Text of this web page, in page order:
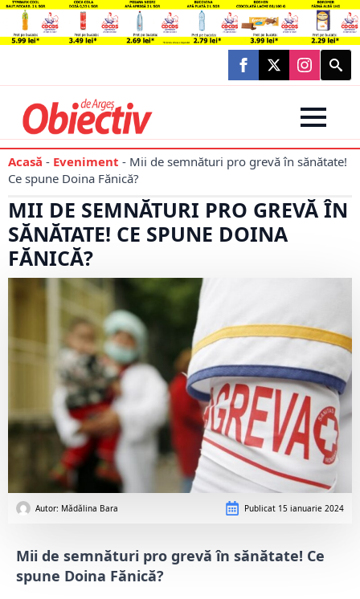
Search
for:
Acasă - Eveniment - Mii de semnături pro grevă în sănătate!
Ce spune Doina Fănică?
MII DE SEMNĂTURI PRO GREVĂ ÎN
SĂNĂTATE! CE SPUNE DOINA
FĂNICĂ?
Autor: Mădălina Bara Publicat 15 ianuarie 2024
Mii de semnături pro grevă în sănătate! Ce
spune Doina Fănică?